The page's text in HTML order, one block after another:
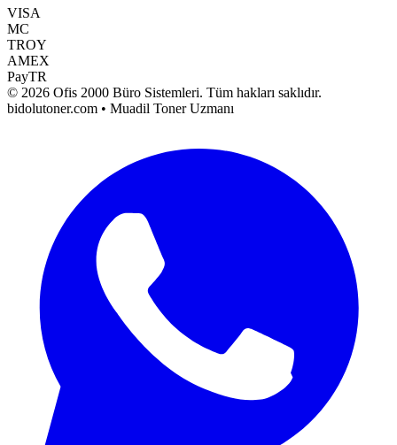
VISA
MC
TROY
AMEX
PayTR
© 2026 Ofis 2000 Büro Sistemleri. Tüm hakları saklıdır.
bidolutoner.com • Muadil Toner Uzmanı